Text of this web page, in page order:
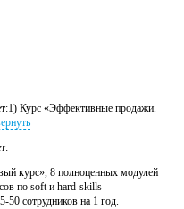
Курс «Эффективные продажи.
курс», 8 полноценных модулей
по soft и hard-skills
сотрудников на 1 год.